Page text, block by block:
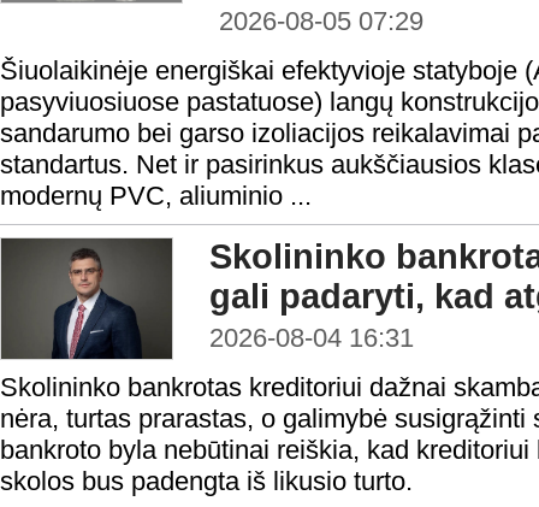
2026-08-05 07:29
Šiuolaikinėje energiškai efektyvioje statyboje
pasyviuosiuose pastatuose) langų
sandarumo bei garso izoliacijos reikalavimai
standartus. Net ir pasirinkus aukščiausios
modernų PVC, aliuminio ...
Skolininko
gali padaryti, kad
2026-08-04 16:31
Skolininko bankrotas kreditoriui dažnai
nėra, turtas prarastas, o galimybė susigrąžinti
bankroto byla nebūtinai reiškia, kad
skolos bus padengta iš likusio turto.